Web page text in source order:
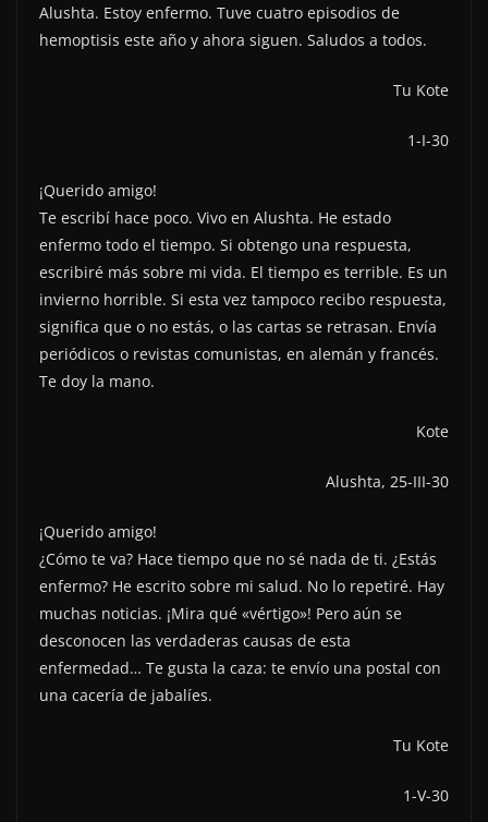
Alushta. Estoy enfermo. Tuve cuatro episodios de
hemoptisis este año y ahora siguen. Saludos a todos.
Tu Kote
1-I-30
¡Querido amigo!
Te escribí hace poco. Vivo en Alushta. He estado
enfermo todo el tiempo. Si obtengo una respuesta,
escribiré más sobre mi vida. El tiempo es terrible. Es un
invierno horrible. Si esta vez tampoco recibo respuesta,
significa que o no estás, o las cartas se retrasan. Envía
periódicos o revistas comunistas, en alemán y francés.
Te doy la mano.
Kote
Alushta, 25-III-30
¡Querido amigo!
¿Cómo te va? Hace tiempo que no sé nada de ti. ¿Estás
enfermo? He escrito sobre mi salud. No lo repetiré. Hay
muchas noticias. ¡Mira qué «vértigo»! Pero aún se
desconocen las verdaderas causas de esta
enfermedad… Te gusta la caza: te envío una postal con
una cacería de jabalíes.
Tu Kote
1-V-30